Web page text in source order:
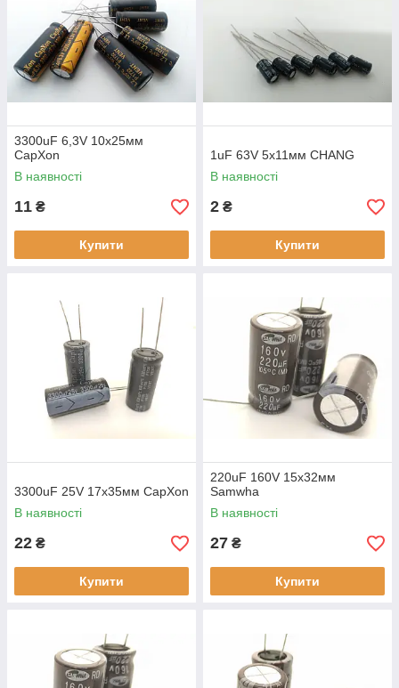
3300uF 6,3V 10х25мм
CapXon
В наявності
11 ₴
Купити
1uF 63V 5х11мм CHANG
В наявності
2 ₴
Купити
3300uF 25V 17х35мм CapXon
В наявності
22 ₴
Купити
220uF 160V 15х32мм
Samwha
В наявності
27 ₴
Купити